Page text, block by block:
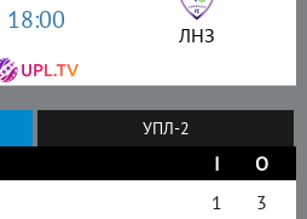
18:00 ЛНЗ
УПЛ-2
І
О
1
3